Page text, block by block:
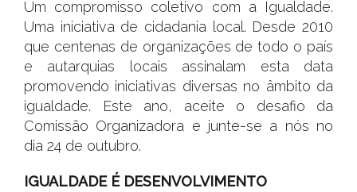
Um compromisso coletivo com a Igualdade.
Uma iniciativa de cidadania local. Desde 2010
que centenas de organizações de todo o país
e autarquias locais assinalam esta data
promovendo iniciativas diversas no âmbito da
igualdade. Este ano, aceite o desafio da
Comissão Organizadora e junte-se a nós no
dia 24 de outubro.
IGUALDADE É DESENVOLVIMENTO